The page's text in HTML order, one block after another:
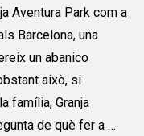
Aventura Park com a
Barcelona, una
un abanico
això, si
família, Granja
de què fer a …